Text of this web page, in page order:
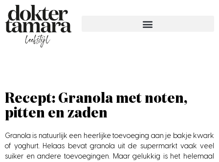
Recept: Granola met noten,
pitten en zaden
Granola is natuurlijk een heerlijke toevoeging aan je bakje kwark
of yoghurt. Helaas bevat granola uit de supermarkt vaak veel
suiker en andere toevoegingen. Maar gelukkig is het helemaal